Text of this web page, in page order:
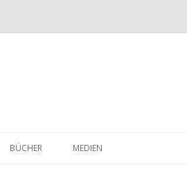
to
BÜCHER MEDIEN